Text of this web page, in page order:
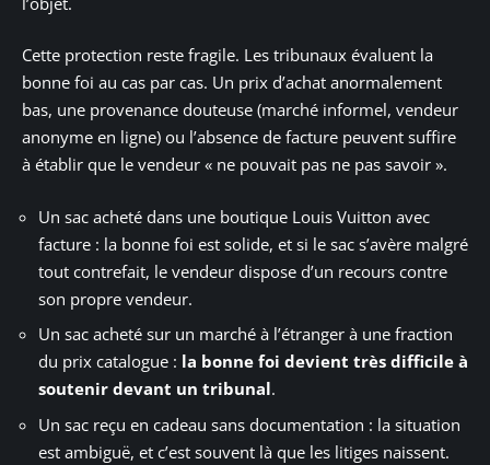
Cette protection reste fragile. Les tribunaux évaluent la
bonne foi au cas par cas. Un prix d’achat anormalement
bas, une provenance douteuse (marché informel, vendeur
anonyme en ligne) ou l’absence de facture peuvent suffire
à établir que le vendeur « ne pouvait pas ne pas savoir ».
Un sac acheté dans une boutique Louis Vuitton avec
facture : la bonne foi est solide, et si le sac s’avère malgré
tout contrefait, le vendeur dispose d’un recours contre
son propre vendeur.
Un sac acheté sur un marché à l’étranger à une fraction
du prix catalogue : la bonne foi devient très difficile à
soutenir devant un tribunal.
Un sac reçu en cadeau sans documentation : la situation
est ambiguë, et c’est souvent là que les litiges naissent.